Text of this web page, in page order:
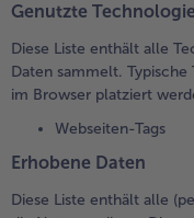
Genutzte
Diese Liste enthält alle
Daten sammelt.
im Browser platziert
Webseiten-Tags
Erhobene Daten
Diese Liste enthält alle